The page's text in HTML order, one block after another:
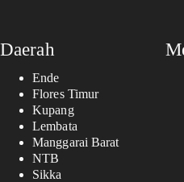
Daerah
Ende
Flores Timur
Kupang
Lembata
Manggarai Barat
NTB
Sikka